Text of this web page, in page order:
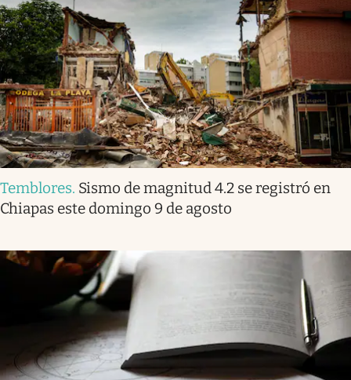
Temblores. Sismo de magnitud 4.2 se registró en
Chiapas este domingo 9 de agosto